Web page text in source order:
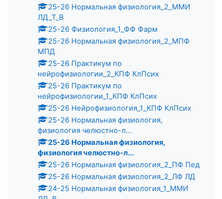
25-26 Нормальная физиология_2_ММИ
ЛД_Т_В
25-26 Физиология_1_ФФ Фарм
25-26 Нормальная физиология_2_МПФ
МПД
25-26 Практикум по
нейрофизиологии_2_КПФ КлПсих
25-26 Практикум по
нейрофизиологии_1_КПФ КлПсих
25-26 Нейрофизиология_1_КПФ КлПсих
25-26 Нормальная физиология,
физиология челюстно-л...
25-26 Нормальная физиология,
физиология челюстно-л...
25-26 Нормальная физиология_2_ПФ Пед
25-26 Нормальная физиология_2_ЛФ ЛД
24-25 Нормальная физиология_1_ММИ